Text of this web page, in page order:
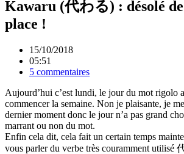
Kawaru (代わる) : désolé
place !
15/10/2018
05:51
5 commentaires
Aujourd’hui c’est lundi, le jour du mot rigolo
commencer la semaine. Non je plaisante, je
dernier moment donc le jour n’a pas grand
marrant ou non du mot.
Enfin cela dit, cela fait un certain temps
vous parler du verbe très couramment utilisé